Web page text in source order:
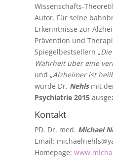
Wissenschafts-
Autor. Für seine
Erkenntnisse zur
Prävention und
Spiegelbestsellern „
Wahrheit über eine
und „Alzheimer ist
wurde Dr. Nehls mit
Psychiatrie 2015
Kontakt
PD. Dr. med. Michael
Email:
Homepage: